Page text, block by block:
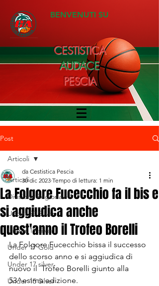
BENVENUTI SU
CESTISTICA
AUDACE
PESCIA
Post
Articoli
Divisione Regionale 1
Under 20 Silver
Under 19 silver
Under 17 Gold
Under 17 silver
Under 15 Silver
Articoli
La Folgore Fucecchio fa il bis e
si aggiudica anche
quest'anno il Trofeo Borelli
da Cestistica Pescia
30 dic 2023 Tempo di lettura: 1 min
La Folgore Fucecchio bissa il successo
dello scorso anno e si aggiudica di
nuovo il  Trofeo Borelli giunto alla
53^esima edizione.